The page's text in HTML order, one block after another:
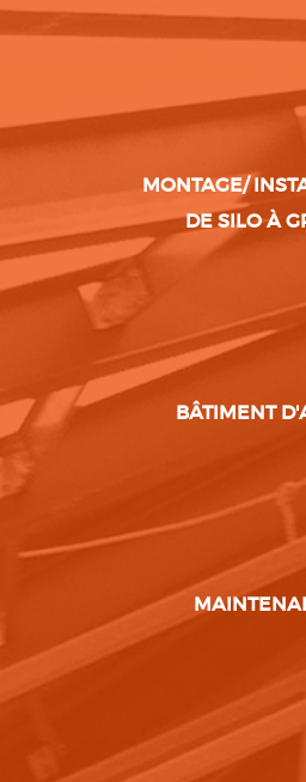
MONTAGE/
DE SILO À
BÂTIMENT